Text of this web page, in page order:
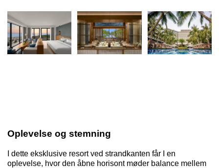
Oplevelse og stemning
I dette eksklusive resort ved strandkanten får I en
oplevelse, hvor den åbne horisont møder balance mellem